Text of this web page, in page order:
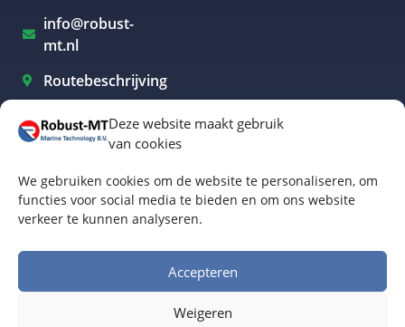
Deze website maakt gebruik
van cookies
We gebruiken cookies om de website te personaliseren, om
functies voor social media te bieden en om ons website
verkeer te kunnen analyseren.
Accepteren
Weigeren
info@robust-
mt.nl
Routebeschrijving
Elektrisch varen Westland
Elektrisch varen Rotterdam
Elektrisch varen Amsterdam
Elektrisch varen Friesland